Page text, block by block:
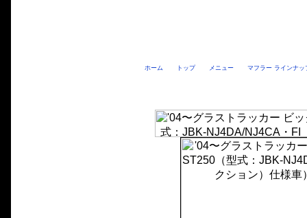
ホーム トップ メニュー マフラー ラインナッ